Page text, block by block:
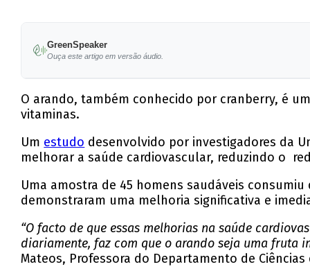
GreenSpeaker
Ouça este artigo em versão áudio.
O arando, também conhecido por cranberry, é
vitaminas.
Um estudo desenvolvido por investigadores da
melhorar a saúde cardiovascular, reduzindo o
Uma amostra de 45 homens saudáveis
demonstraram uma melhoria significativa e
“O facto de que essas melhorias na saúde
diariamente, faz com que o arando seja uma fruta
Mateos, Professora do Departamento de